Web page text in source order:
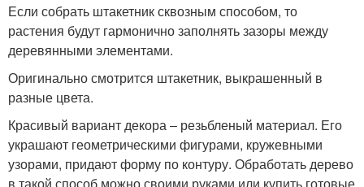
Если собрать штакетник сквозным способом, то
растения будут гармонично заполнять зазоры между
деревянными элементами.
Оригинально смотрится штакетник, выкрашенный в
разные цвета.
Красивый вариант декора ‒ резьбленый материал. Его
украшают геометрическими фигурами, кружевными
узорами, придают форму по контуру. Обработать дерево
в такой способ можно своими руками или купить готовые